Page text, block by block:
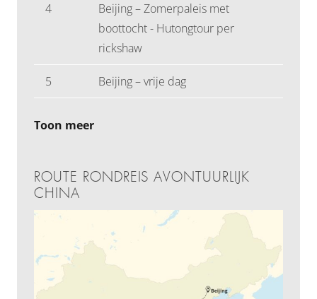
4
Beijing – Zomerpaleis met
boottocht - Hutongtour per
rickshaw
5 Beijing – vrije dag
Toon meer
ROUTE RONDREIS AVONTUURLIJK
CHINA